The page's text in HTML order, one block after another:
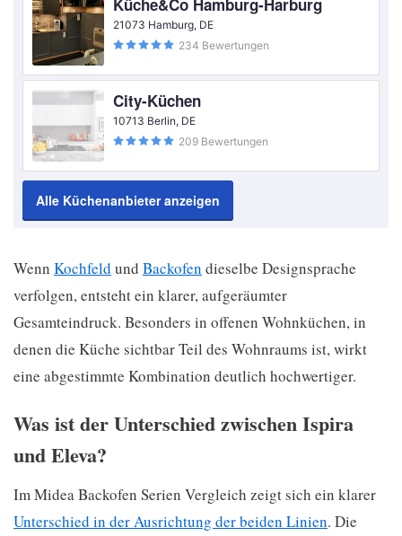
21073 Hamburg, DE
234 Bewertungen
City-Küchen
10713 Berlin, DE
209 Bewertungen
Alle Küchenanbieter anzeigen
Wenn Kochfeld und Backofen dieselbe Designsprache
verfolgen, entsteht ein klarer, aufgeräumter
Gesamteindruck. Besonders in offenen Wohnküchen, in
denen die Küche sichtbar Teil des Wohnraums ist, wirkt
eine abgestimmte Kombination deutlich hochwertiger.
Was ist der Unterschied zwischen Ispira
und Eleva?
Im Midea Backofen Serien Vergleich zeigt sich ein klarer
Unterschied in der Ausrichtung der beiden Linien. Die